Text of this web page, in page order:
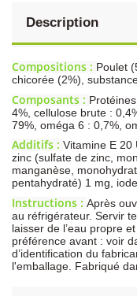
Description
Compositions : Poulet
chicorée (2%),
Composants :
4%, cellulose brute :
79%, oméga 6 : 0,7%,
Additifs : Vitamine E 20
zinc (sulfate de zinc,
manganèse,
pentahydraté) 1 mg,
Instructions : Après
au réfrigérateur. Servir
laisser de l’eau propre
préférence avant : voir
d’identification du
l'emballage. Fabriqué